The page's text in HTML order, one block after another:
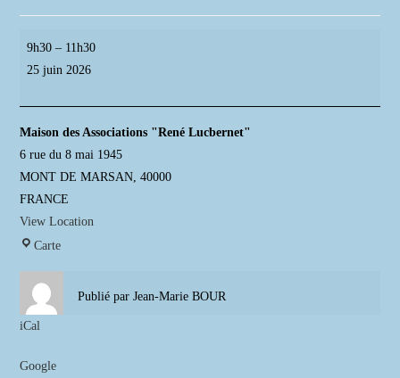
PERMANENCE
9h30 – 11h30
25 juin 2026
Maison des Associations "René Lucbernet"
6 rue du 8 mai 1945
MONT DE MARSAN,40000
FRANCE
View Location
CarteMaison
Publié par Jean-Marie BOUR
iCal
Google